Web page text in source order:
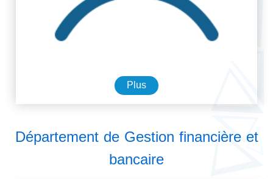
Plus
Département de Gestion financière et
bancaire